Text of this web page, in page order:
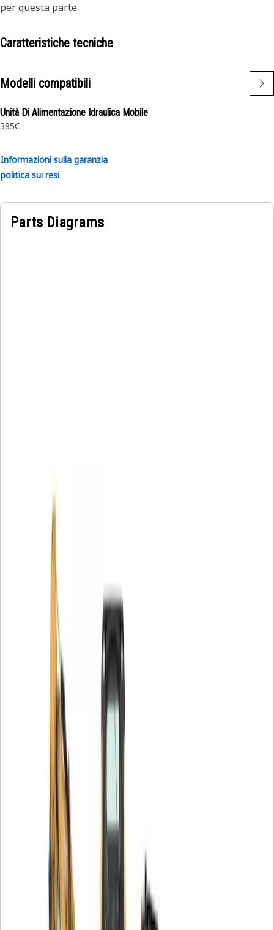
per questa parte.
Caratteristiche tecniche
Modelli compatibili
Unità Di Alimentazione Idraulica Mobile
385C
Informazioni sulla garanzia
politica sui resi
Parts Diagrams